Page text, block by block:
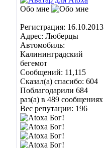
Обо мне
Регистрация: 16.10.2013
Адрес: Люберцы
Автомобиль:
Калининградский
бегемот
Сообщений: 11,115
Сказал(а) спасибо: 604
Поблагодарили 684
раз(а) в 489 сообщениях
Вес репутации: 196